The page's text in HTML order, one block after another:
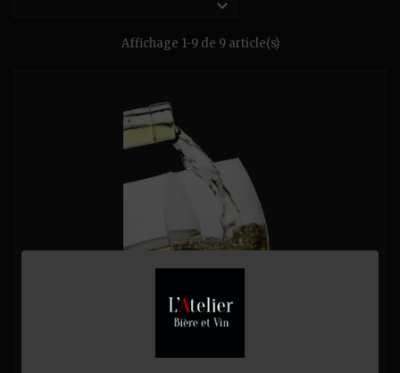

Affichage 1-9 de 9 article(s)
VERRE DE VIN - BLANC MOELLEUX
Commentaire(s):